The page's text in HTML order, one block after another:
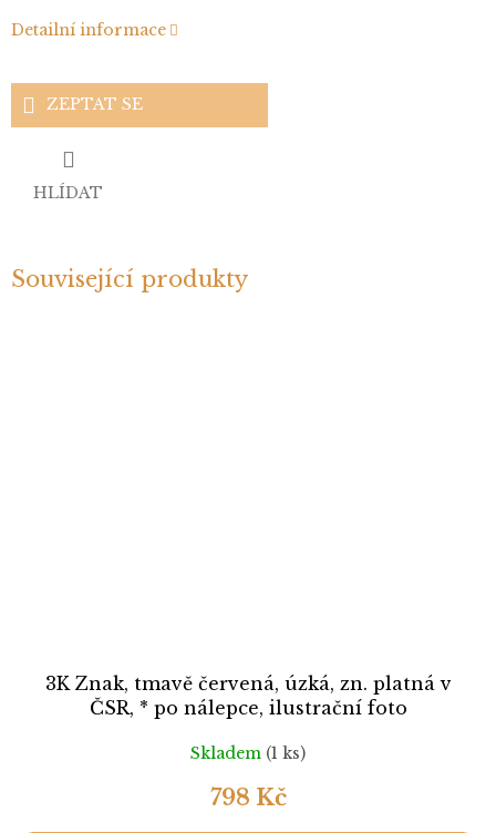
Detailní informace
ZEPTAT SE
HLÍDAT
Související produkty
3K Znak, tmavě červená, úzká, zn. platná v
ČSR, * po nálepce, ilustrační foto
Skladem (1 ks)
798 Kč